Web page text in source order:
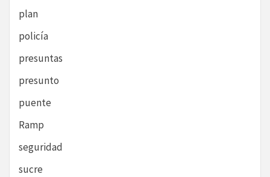
plan
policía
presuntas
presunto
puente
Ramp
seguridad
sucre